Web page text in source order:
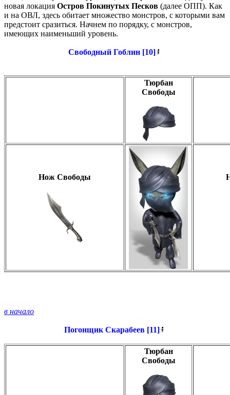
новая локация Остров Покинутых Песков (далее ОПП). Как
и на ОВЛ, здесь обитает множество монстров, с которыми вам
предстоит сразиться. Начнем по порядку, с монстров,
имеющих наименьший уровень.
Свободный Гоблин [10]
Тюрбан
Свободы
Нож Свободы
в начало
Погонщик Скарабеев [11]
Тюрбан
Свободы